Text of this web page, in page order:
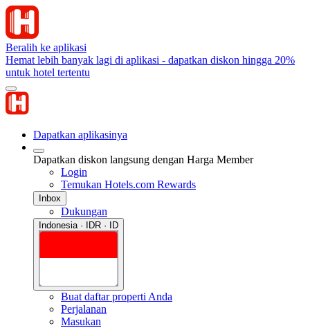
Beralih ke aplikasi
Hemat lebih banyak lagi di aplikasi - dapatkan diskon hingga 20%
untuk hotel tertentu
Dapatkan aplikasinya
Dapatkan diskon langsung dengan Harga Member
Login
Temukan Hotels.com Rewards
Inbox
Dukungan
Indonesia · IDR · ID
Buat daftar properti Anda
Perjalanan
Masukan